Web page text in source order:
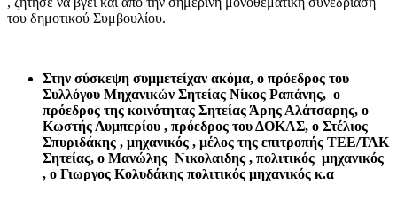
του δημοτικού Συμβουλίου.
Στην σύσκεψη συμμετείχαν ακόμα, ο πρόεδρος του
Συλλόγου Μηχανικών Σητείας Νίκος Ραπάνης, ο
πρόεδρος της κοινότητας Σητείας Άρης Αλάτσαρης, ο
Κωστής Λυμπερίου , πρόεδρος του ΔΟΚΑΣ, ο Στέλιος
Σπυριδάκης , μηχανικός , μέλος της επιτροπής ΤΕΕ/ΤΑΚ
Σητείας, ο Μανώλης Νικολαιδης , πολιτικός μηχανικός
, ο Γιωργος Κολυδάκης πολιτικός μηχανικός κ.α